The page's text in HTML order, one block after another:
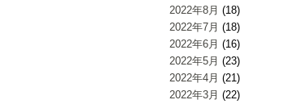
2022年8月 (18)
2022年7月 (18)
2022年6月 (16)
2022年5月 (23)
2022年4月 (21)
2022年3月 (22)